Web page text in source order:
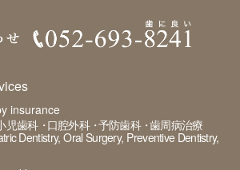
insurance
児歯科 口腔外科 予防歯科 歯周病治療
Dentistry Oral Surgery Preventive Dentistry